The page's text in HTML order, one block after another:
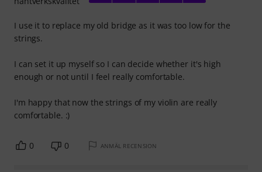
I use it to replace my old bridge as it was too low for the
strings.
I can set it up myself so I can decide whether it's high
enough or not until I feel really comfortable.
I'm happy that now the strings of my violin are really
comfortable. :)
0 0 ANMÄL RECENSION